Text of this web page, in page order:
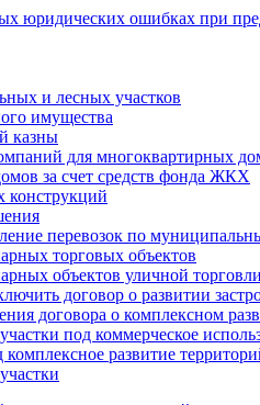
юридических ошибках при
и лесных участков
имущества
казны
для многоквартирных
за счет средств фонда ЖКХ
конструкций
перевозок по
торговых объектов
объектов уличной торговли
договор о развитии
договора о комплексном
под коммерческое
развитие